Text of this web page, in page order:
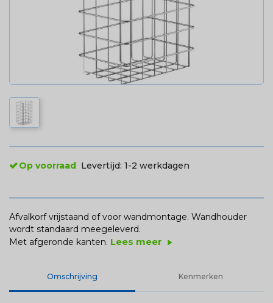
Op voorraad Levertijd: 1-2 werkdagen
Afvalkorf vrijstaand of voor wandmontage. Wandhouder
wordt standaard meegeleverd.
Met afgeronde kanten. Lees meer play_arrow
Omschrijving Kenmerken